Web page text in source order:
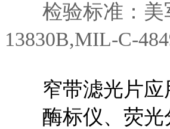
检验标准：美
13830B,MIL-C-
窄带滤光片应
酶标仪、荧